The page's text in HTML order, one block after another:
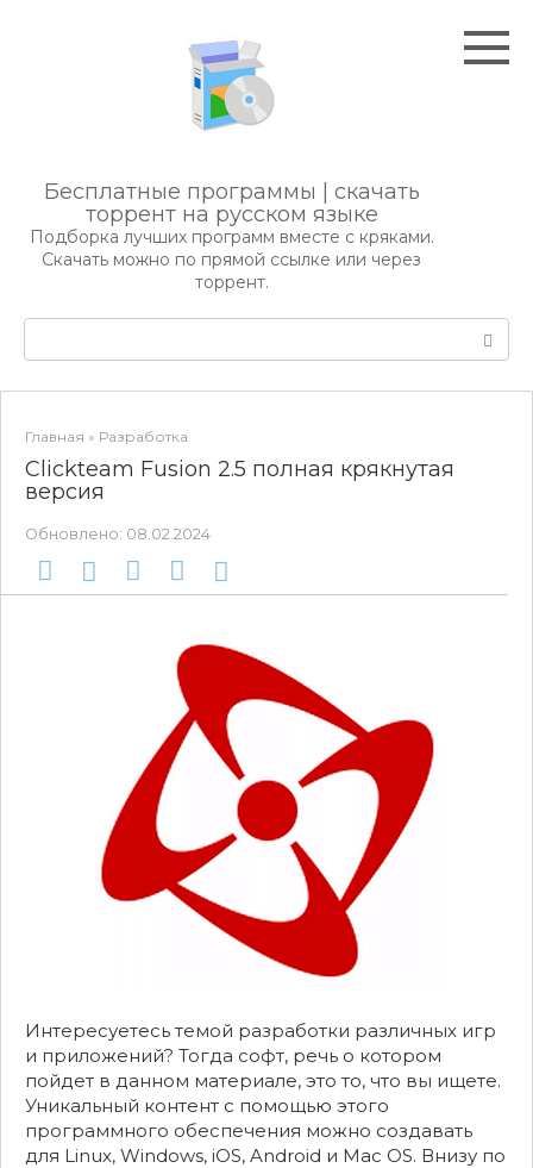
Бесплатные программы | скачать
торрент на русском языке
Подборка лучших программ вместе с кряками.
Скачать можно по прямой ссылке или через
торрент.
Главная » Разработка
Clickteam Fusion 2.5 полная крякнутая
версия
Обновлено: 08.02.2024
Интересуетесь темой разработки различных игр
и приложений? Тогда софт, речь о котором
пойдет в данном материале, это то, что вы ищете.
Уникальный контент с помощью этого
программного обеспечения можно создавать
для Linux, Windows, iOS, Android и Mac OS. Внизу по